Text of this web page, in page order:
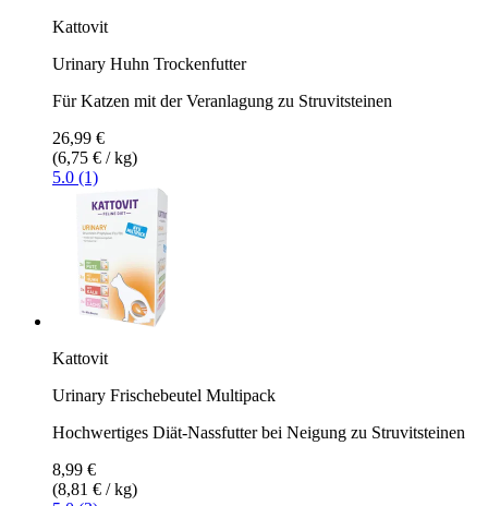
Kattovit
Urinary Huhn Trockenfutter
Für Katzen mit der Veranlagung zu Struvitsteinen
26,99 €
(6,75 € / kg)
5.0 (1)
Kattovit
Urinary Frischebeutel Multipack
Hochwertiges Diät-Nassfutter bei Neigung zu Struvitsteinen
8,99 €
(8,81 € / kg)